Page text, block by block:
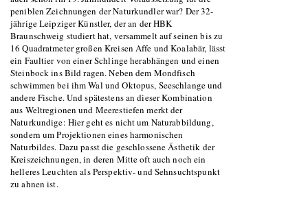
peniblen Zeichnungen der Naturkundler war? Der 32-
jährige Leipziger Künstler, der an der HBK
Braunschweig studiert hat, versammelt auf seinen bis zu
16 Quadratmeter großen Kreisen Affe und Koalabär, lässt
ein Faultier von einer Schlinge herabhängen und einen
Steinbock ins Bild ragen. Neben dem Mondfisch
schwimmen bei ihm Wal und Oktopus, Seeschlange und
andere Fische. Und spätestens an dieser Kombination
aus Weltregionen und Meerestiefen merkt der
Naturkundige: Hier geht es nicht um Naturabbildung,
sondern um Projektionen eines harmonischen
Naturbildes. Dazu passt die geschlossene Ästhetik der
Kreiszeichnungen, in deren Mitte oft auch noch ein
helleres Leuchten als Perspektiv- und Sehnsuchtspunkt
zu ahnen ist.